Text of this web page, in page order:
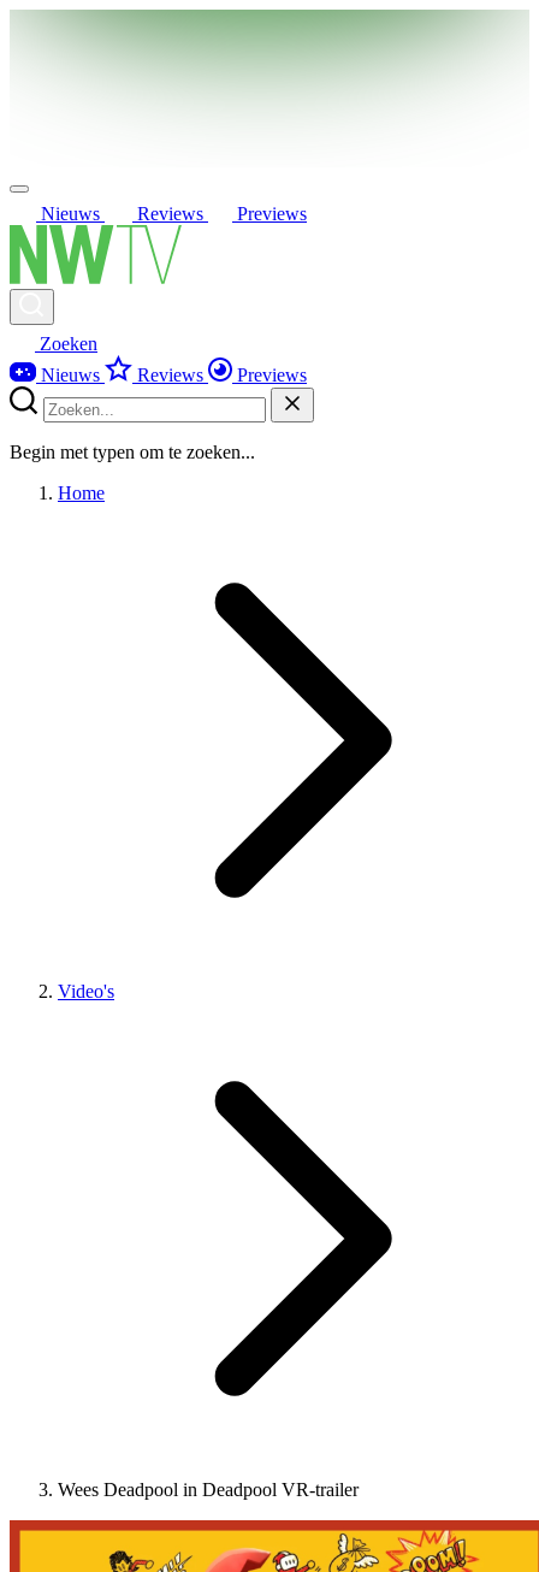
Nieuws Reviews Previews
Zoeken
Nieuws
Reviews Previews
Begin met typen om te zoeken...
Home
Video's
Wees Deadpool in Deadpool VR-trailer